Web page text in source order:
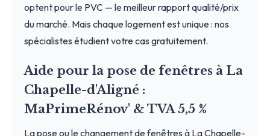
optent pour le PVC — le meilleur rapport qualité/prix
du marché. Mais chaque logement est unique : nos
spécialistes étudient votre cas gratuitement.
Aide pour la pose de fenêtres à La
Chapelle-d'Aligné :
MaPrimeRénov' & TVA 5,5 %
La pose ou le changement de fenêtres à La Chapelle-